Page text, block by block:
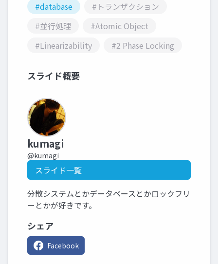
#database
#トランザクション
#並行処理
#Atomic Object
#Linearizability
#2 Phase Locking
スライド概要
kumagi
@kumagi
スライド一覧
分散システムとかデータベースとかロックフリ
ーとかが好きです。
シェア
Facebook